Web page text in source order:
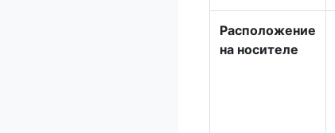
Расположение
на носителе